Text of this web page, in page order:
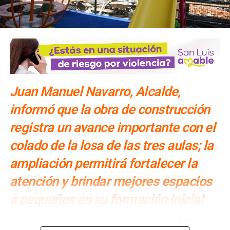
Juan Manuel Navarro, Alcalde,
informó que la obra de construcción
registra un avance importante con el
colado de la losa de las tres aulas; la
ampliación permitirá fortalecer la
atención y brindar mejores espacios
a pequeños en su formación inicial